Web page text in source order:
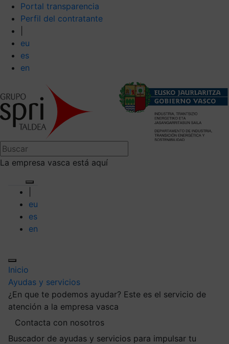
Portal transparencia
Perfil del contratante
eu
es
en
La empresa vasca está aquí
eu
es
en
Inicio
Ayudas y servicios
¿En que te podemos ayudar? Este es el servicio de
atención a la empresa vasca
Contacta con nosotros
Buscador de ayudas y servicios para impulsar tu